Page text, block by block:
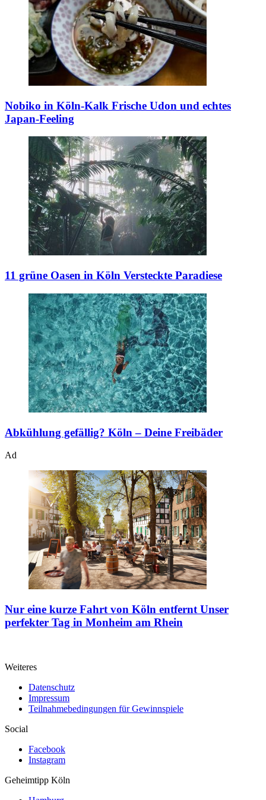
Nobiko in Köln-Kalk Frische Udon und echtes
Japan-Feeling
11 grüne Oasen in Köln Versteckte Paradiese
Abkühlung gefällig? Köln – Deine Freibäder
Ad
Nur eine kurze Fahrt von Köln entfernt Unser
perfekter Tag in Monheim am Rhein
Weiteres
Datenschutz
Impressum
Teilnahmebedingungen für Gewinnspiele
Social
Facebook
Instagram
Geheimtipp Köln